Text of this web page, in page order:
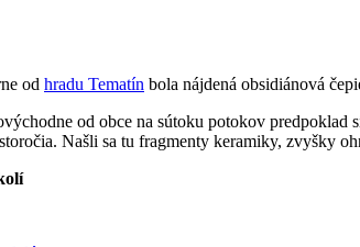
od hradu Tematín bola nájdená obsidiánová
od obce na sútoku potokov
Našli sa tu fragmenty keramiky, zvyšky